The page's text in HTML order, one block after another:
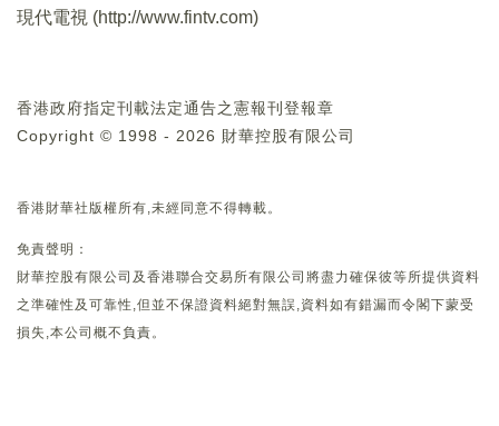
現代電視 (http://www.fintv.com)
香港政府指定刊載法定通告之憲報刊登報章
Copyright © 1998 - 2026 財華控股有限公司
香港財華社版權所有,未經同意不得轉載。
免責聲明：
財華控股有限公司及香港聯合交易所有限公司將盡力確保彼等所提供資料
之準確性及可靠性,但並不保證資料絕對無誤,資料如有錯漏而令閣下蒙受
損失,本公司概不負責。